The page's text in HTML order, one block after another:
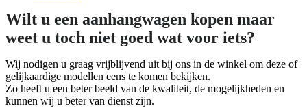
Wilt u een aanhangwagen kopen maar
weet u toch niet goed wat voor iets?
Wij nodigen u graag vrijblijvend uit bij ons in de winkel om deze of
gelijkaardige modellen eens te komen bekijken.
Zo heeft u een beter beeld van de kwaliteit, de mogelijkheden en
kunnen wij u beter van dienst zijn.